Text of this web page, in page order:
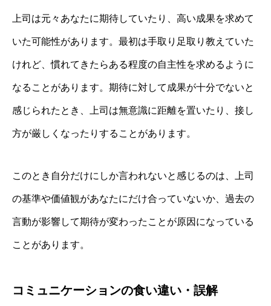
上司は元々あなたに期待していたり、高い成果を求めて
いた可能性があります。最初は手取り足取り教えていた
けれど、慣れてきたらある程度の自主性を求めるように
なることがあります。期待に対して成果が十分でないと
感じられたとき、上司は無意識に距離を置いたり、接し
方が厳しくなったりすることがあります。
このとき自分だけにしか言われないと感じるのは、上司
の基準や価値観があなたにだけ合っていないか、過去の
言動が影響して期待が変わったことが原因になっている
ことがあります。
コミュニケーションの食い違い・誤解